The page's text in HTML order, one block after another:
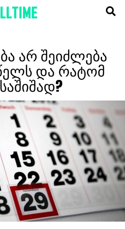
არ შეიძლება
და რატომ